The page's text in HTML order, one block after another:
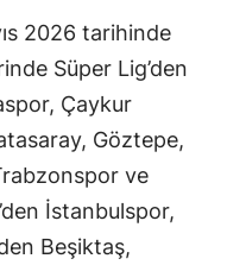
2026 tarihinde
Süper Lig’den
Çaykur
Göztepe,
ve
İstanbulspor,
Beşiktaş,